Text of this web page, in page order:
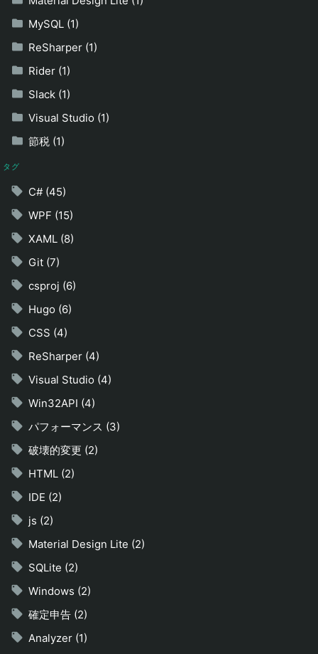
MySQL (1)
ReSharper (1)
Rider (1)
Slack (1)
Visual Studio (1)
節税 (1)
タグ
C# (45)
WPF (15)
XAML (8)
Git (7)
csproj (6)
Hugo (6)
CSS (4)
ReSharper (4)
Visual Studio (4)
Win32API (4)
パフォーマンス (3)
破壊的変更 (2)
HTML (2)
IDE (2)
js (2)
Material Design Lite (2)
SQLite (2)
Windows (2)
確定申告 (2)
Analyzer (1)